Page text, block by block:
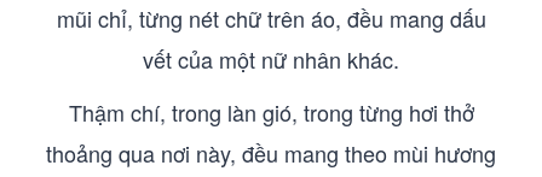
mũi chỉ, từng nét chữ trên áo, đều mang dấu
vết của một nữ nhân khác.
Thậm chí, trong làn gió, trong từng hơi thở
thoảng qua nơi này, đều mang theo mùi hương